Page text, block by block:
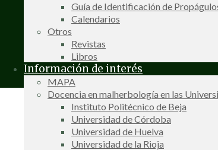
Guía de Identificación de
Calendarios
Otros
Revistas
Libros
Información de interés
MAPA
Docencia en malherbología en las
Instituto Politécnico de Beja
Universidad de Córdoba
Universidad de Huelva
Universidad de la Rioja